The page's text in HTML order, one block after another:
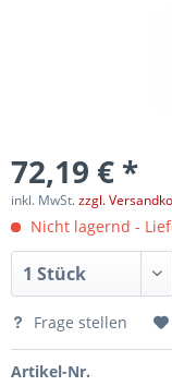
72,19 € *
inkl. MwSt.zzgl.
Nicht lagernd -
Frage stellen
Artikel-Nr.